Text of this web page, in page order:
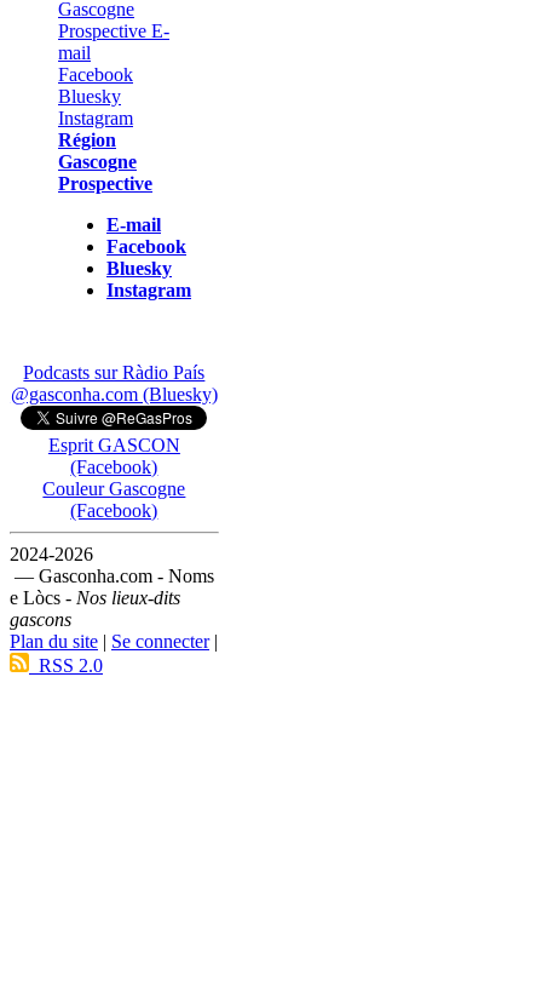
Région
Gascogne
Prospective
E-mail
Facebook
Bluesky
Instagram
Podcasts sur Ràdio País
@gasconha.com (Bluesky)
Esprit GASCON
(Facebook)
Couleur Gascogne
(Facebook)
2024-2026
— Gasconha.com - Noms
e Lòcs - Nos lieux-dits
gascons
Plan du site | Se connecter|
RSS 2.0